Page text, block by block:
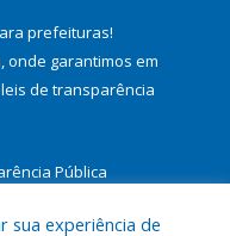
prefeituras!
onde garantimos em
leis de transparência
Pública
sua experiência de